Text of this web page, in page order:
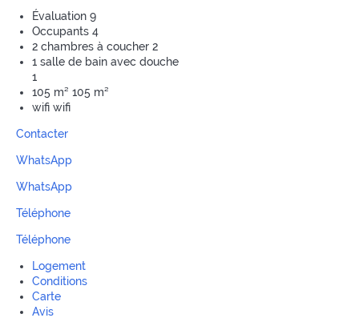
Évaluation 9
Occupants 4
2 chambres à coucher 2
1 salle de bain avec douche
1
105 m² 105 m²
wifi wifi
Contacter
WhatsApp
WhatsApp
Téléphone
Téléphone
Logement
Conditions
Carte
Avis